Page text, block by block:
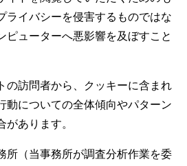
ライバシーを侵害するものではな
ピューターへ悪影響を及ぼすこと
の訪問者から、クッキーに含まれ
動についての全体傾向やパターン
あります。
所（当事務所が調査分析作業を委